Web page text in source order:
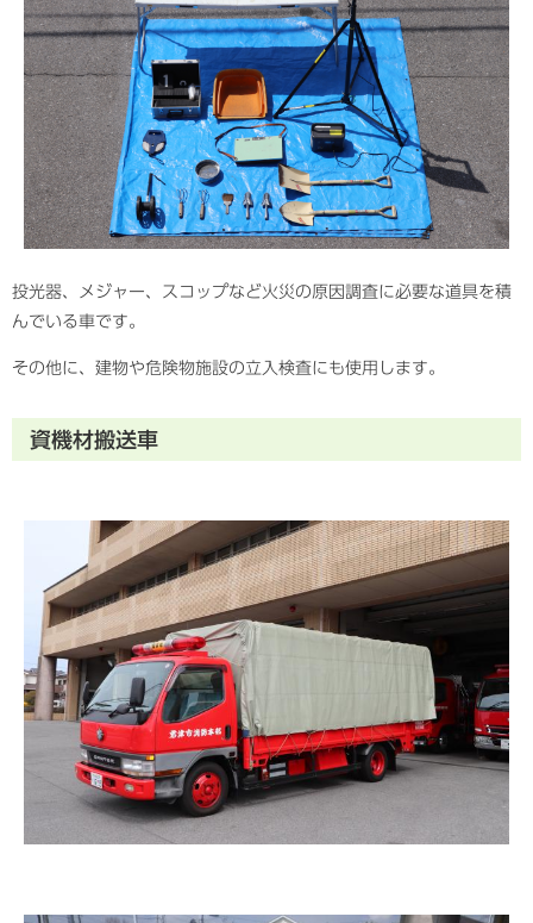
投光器、メジャー、スコップなど火災の原因調査に必要な道具を積
んでいる車です。
その他に、建物や危険物施設の立入検査にも使用します。
資機材搬送車